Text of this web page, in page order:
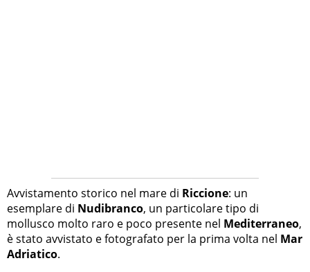
Avvistamento storico nel mare di Riccione: un
esemplare di Nudibranco, un particolare tipo di
mollusco molto raro e poco presente nel Mediterraneo,
è stato avvistato e fotografato per la prima volta nel Mar
Adriatico.